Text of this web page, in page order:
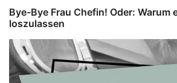
Bye-Bye Frau Chefin! Oder: Warum
loszulassen